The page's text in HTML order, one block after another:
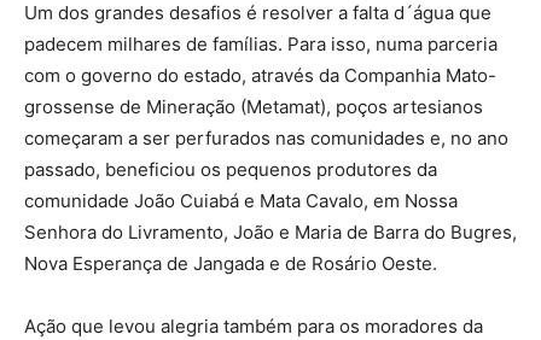
Um dos grandes desafios é resolver a falta d´água que
padecem milhares de famílias. Para isso, numa parceria
com o governo do estado, através da Companhia Mato-
grossense de Mineração (Metamat), poços artesianos
começaram a ser perfurados nas comunidades e, no ano
passado, beneficiou os pequenos produtores da
comunidade João Cuiabá e Mata Cavalo, em Nossa
Senhora do Livramento, João e Maria de Barra do Bugres,
Nova Esperança de Jangada e de Rosário Oeste.
Ação que levou alegria também para os moradores da